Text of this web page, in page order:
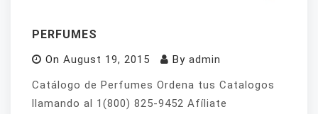
PERFUMES
On August 19, 2015 By admin
Catálogo de Perfumes Ordena tus Catalogos
llamando al 1(800) 825-9452 Afíliate